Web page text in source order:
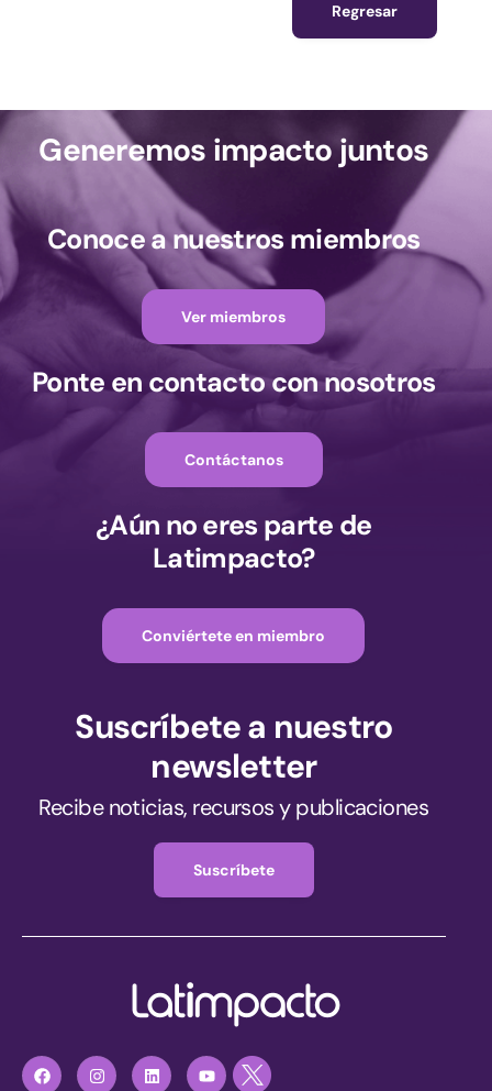
Regresar
Generemos impacto juntos
Conoce a nuestros miembros
Ver miembros
Ponte en contacto con nosotros
Contáctanos
¿Aún no eres parte de
Latimpacto?
Conviértete en miembro
Suscríbete a nuestro
newsletter
Recibe noticias, recursos y publicaciones
Suscríbete